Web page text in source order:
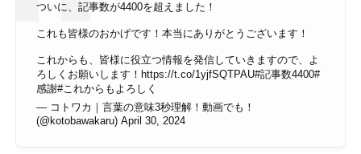
ついに、記事数が4400を超えました！
これも皆様のおかげです！本当にありがとうございます！
これからも、皆様に役立つ情報を発信していきますので、よ
ろしくお願いします！ https://t.co/1yjfSQTPAU#記事数4400#
感謝#これからもよろしく
— コトワカ｜言葉の意味3秒理解！動画でも！
(@kotobawakaru) April 30, 2024